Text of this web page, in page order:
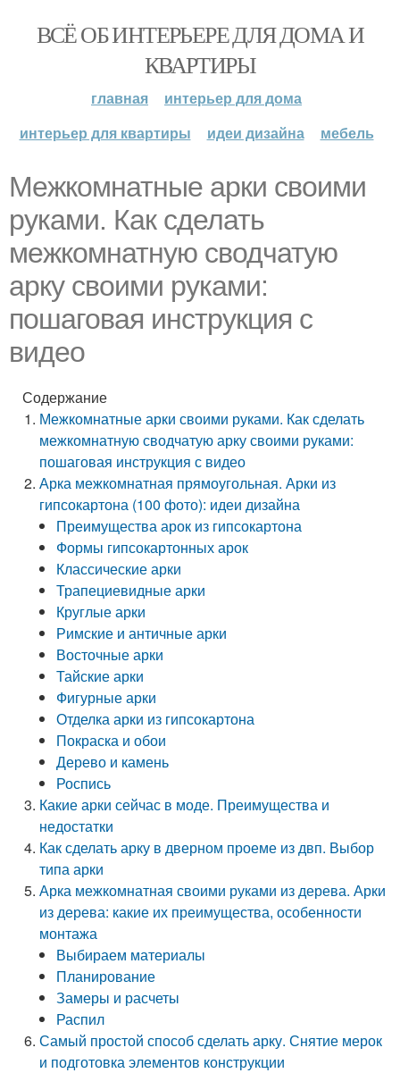
ВСЁ ОБ ИНТЕРЬЕРЕ ДЛЯ ДОМА И
КВАРТИРЫ
главная
интерьер для дома
интерьер для квартиры
идеи дизайна мебель
Межкомнатные арки своими
руками. Как сделать
межкомнатную сводчатую
арку своими руками:
пошаговая инструкция с
видео
Содержание
Межкомнатные арки своими руками. Как сделать
межкомнатную сводчатую арку своими руками:
пошаговая инструкция с видео
Арка межкомнатная прямоугольная. Арки из
гипсокартона (100 фото): идеи дизайна
Преимущества арок из гипсокартона
Формы гипсокартонных арок
Классические арки
Трапециевидные арки
Круглые арки
Римские и античные арки
Восточные арки
Тайские арки
Фигурные арки
Отделка арки из гипсокартона
Покраска и обои
Дерево и камень
Роспись
Какие арки сейчас в моде. Преимущества и
недостатки
Как сделать арку в дверном проеме из двп. Выбор
типа арки
Арка межкомнатная своими руками из дерева. Арки
из дерева: какие их преимущества, особенности
монтажа
Выбираем материалы
Планирование
Замеры и расчеты
Распил
Самый простой способ сделать арку. Снятие мерок
и подготовка элементов конструкции